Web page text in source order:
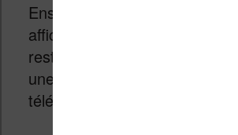
Ensuite, la technologie utilisée
afficher les couleurs ne
restituer de manière aussi
une tablette, un smartphone
télévision.